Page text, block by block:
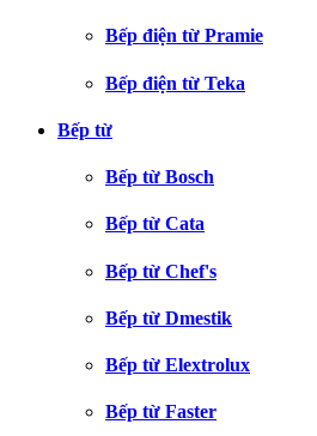
Bếp điện từ Pramie
Bếp điện từ Teka
Bếp từ
Bếp từ Bosch
Bếp từ Cata
Bếp từ Chef's
Bếp từ Dmestik
Bếp từ Elextrolux
Bếp từ Faster